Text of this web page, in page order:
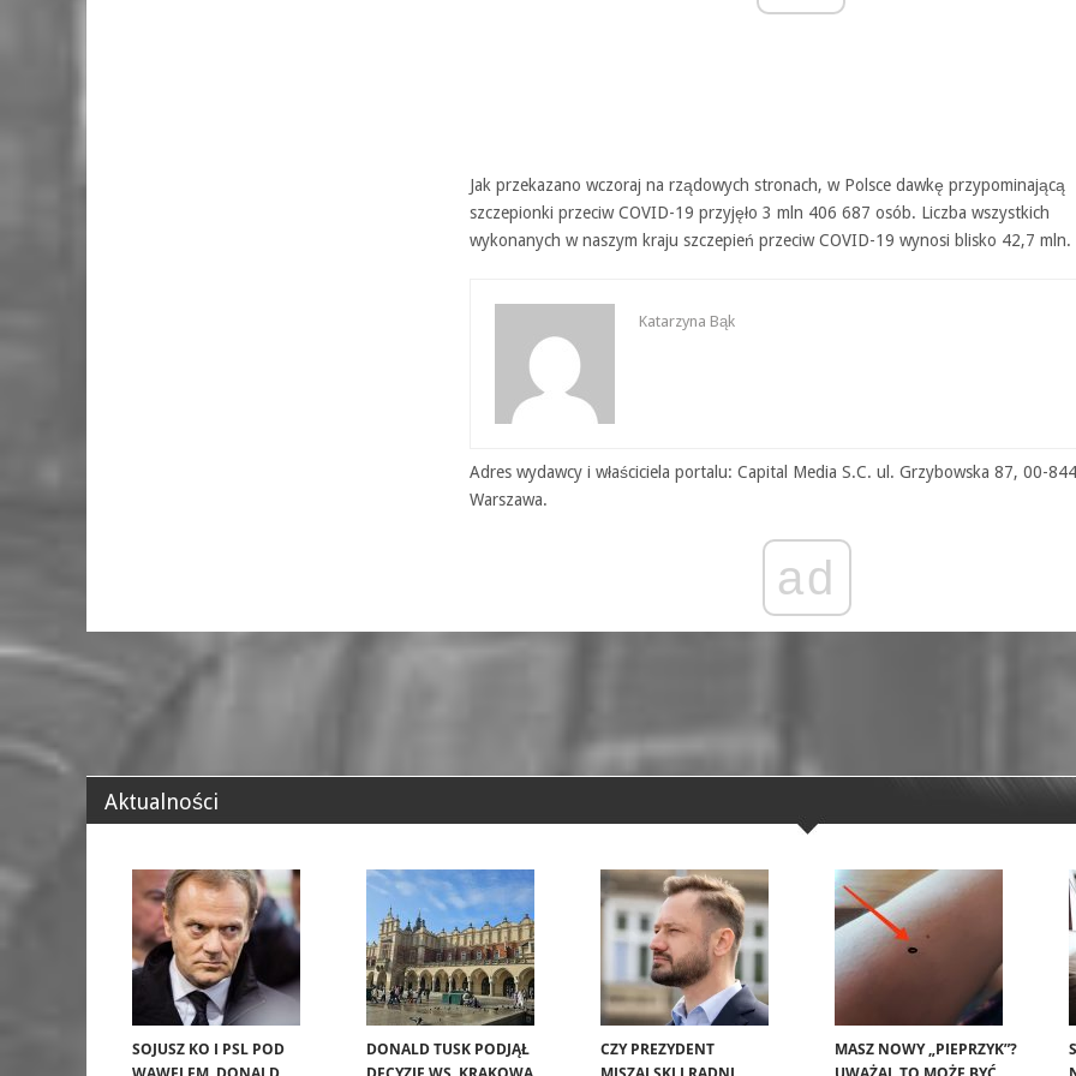
Jak przekazano wczoraj na rządowych stronach, w Polsce dawkę przypominającą
szczepionki przeciw COVID-19 przyjęło 3 mln 406 687 osób. Liczba wszystkich
wykonanych w naszym kraju szczepień przeciw COVID-19 wynosi blisko 42,7 mln.
Katarzyna Bąk
Adres wydawcy i właściciela portalu: Capital Media S.C. ul. Grzybowska 87, 00-844
Warszawa.
ad
Aktualności
SOJUSZ KO I PSL POD
DONALD TUSK PODJĄŁ
CZY PREZYDENT
MASZ NOWY „PIEPRZYK”?